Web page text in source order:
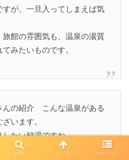
すが、一旦入ってしまえば気
館の雰囲気も、温泉の湯質
みたいものです。
んの紹介 こんな温泉がある
います。
たい秘湯ですね。
検索 トップ サイドバー